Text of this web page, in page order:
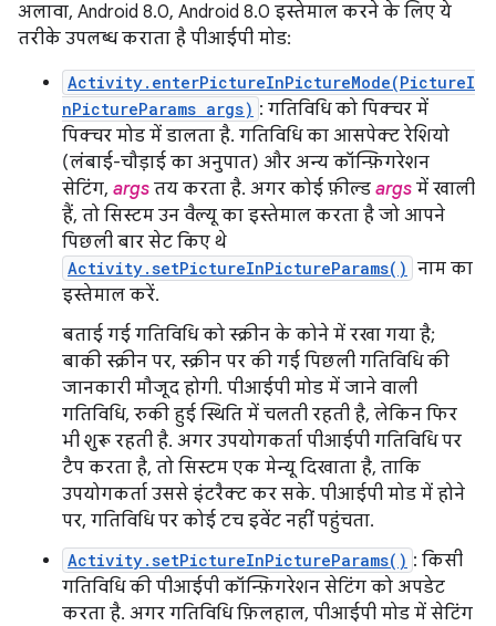
अलावा, Android 8.0, Android 8.0 इस्तेमाल करने के लिए ये
तरीके उपलब्ध कराता है पीआईपी मोड:
Activity.enterPictureInPictureMode(PictureI
nPictureParams args) : गतिविधि को पिक्चर में
पिक्चर मोड में डालता है. गतिविधि का आसपेक्ट रेशियो
(लंबाई-चौड़ाई का अनुपात) और अन्य कॉन्फ़िगरेशन
सेटिंग, args तय करता है. अगर कोई फ़ील्ड args में खाली
हैं, तो सिस्टम उन वैल्यू का इस्तेमाल करता है जो आपने
पिछली बार सेट किए थे
Activity.setPictureInPictureParams() नाम का
इस्तेमाल करें.
बताई गई गतिविधि को स्क्रीन के कोने में रखा गया है;
बाकी स्क्रीन पर, स्क्रीन पर की गई पिछली गतिविधि की
जानकारी मौजूद होगी. पीआईपी मोड में जाने वाली
गतिविधि, रुकी हुई स्थिति में चलती रहती है, लेकिन फिर
भी शुरू रहती है. अगर उपयोगकर्ता पीआईपी गतिविधि पर
टैप करता है, तो सिस्टम एक मेन्यू दिखाता है, ताकि
उपयोगकर्ता उससे इंटरैक्ट कर सके. पीआईपी मोड में होने
पर, गतिविधि पर कोई टच इवेंट नहीं पहुंचता.
Activity.setPictureInPictureParams() : किसी
गतिविधि की पीआईपी कॉन्फ़िगरेशन सेटिंग को अपडेट
करता है. अगर गतिविधि फ़िलहाल, पीआईपी मोड में सेटिंग